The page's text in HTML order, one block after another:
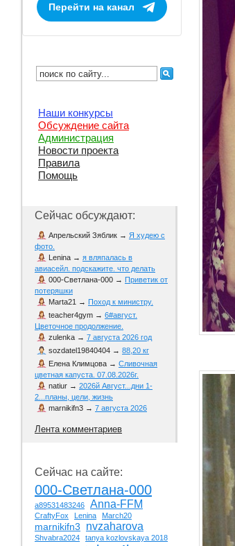
Перейти на канал
Наши конкурсы
Обсуждение сайта
Администрация
Новости проекта
Правила
Помощь
Сейчас обсуждают:
Апрельский Зяблик → Я худею с
фото.
Lenina → я вляпалась в
авиасейл. подскажите. что делать
000-Светлана-000 → Приветик от
потеряшки
Marta21 → Поход к министру.
teacher4gym → 6#август.
Цветочное продолжение.
zulenka → 7 августа 2026 год
sozdatel19840404 → 88,20 кг
Елена Климцова → Сливочная
цветная капуста. 07.08.2026г.
natiur → 2026й Август...дни 1-
2...планы, цели, жизнь
marnikifn3 → 7 августа 2026
Лента комментариев
Сейчас на сайте:
000-Светлана-000
a89531483246 Anna-FFM
CraftyFox Lenina March20
marnikifn3 nvzaharova
Shvabra2024
tanya kozlovskaya 2018